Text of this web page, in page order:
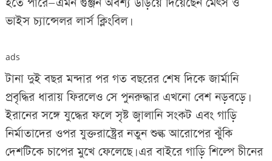
ভাইস চ্যান্সেলর লার্স ক্লিংবিল।
ads
টানা দুই বছর মন্দার পর গত বছরের শেষ দিকে জার্মানি
প্রবৃদ্ধির ধারায় ফিরলেও সে পুনরুদ্ধার এখনো বেশ নড়বড়ে।
ইরানের সঙ্গে যুদ্ধের ফলে সৃষ্ট জ্বালানি সংকট এবং গাড়ি
নির্মাতাদের ওপর যুক্তরাষ্ট্রের নতুন শুল্ক আরোপের ঝুঁকি
দেশটিকে চাপের মুখে ফেলেছে। এর বাইরে গাড়ি শিল্পে চীনের